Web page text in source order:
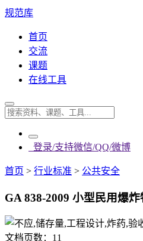
规范库
首页
交流
课题
在线工具
登录/支持微信/QQ/微博
首页 > 行业标准 > 公共安全
GA 838-2009 小型民用爆
文档页数： 11